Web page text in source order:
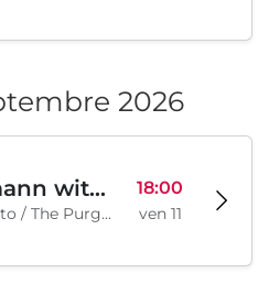
2026
Moodymann with special guests
Chistilishcheto / The Purgatory, Sofia, BG
18:00
ven 11